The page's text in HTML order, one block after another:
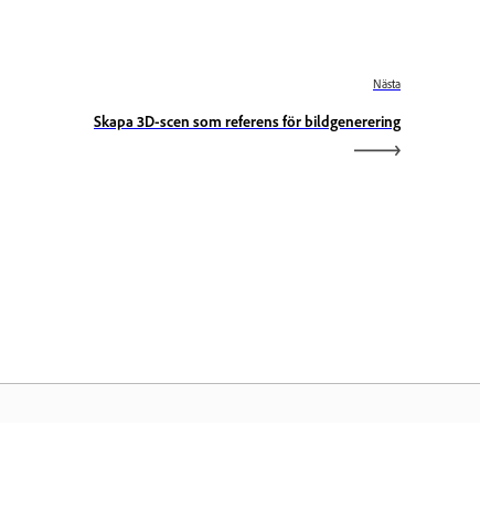
Nästa
Skapa 3D-scen som referens för bildgenerering